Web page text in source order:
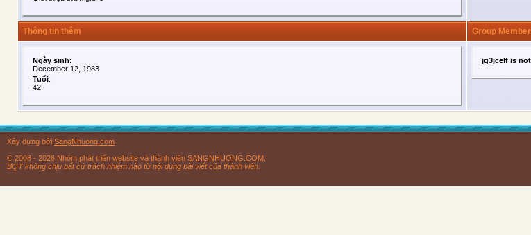
Thông tin thêm Group
Ngày sinh:
December 12, 1983
Tuổi:
42
jg3jcelf is
Xây dựng bởi SangNhuong.com
© 2008 - 2026 Nhóm phát triển website và thành viên SANGNHUONG.COM.
BQT không chịu bất cứ trách nhiệm nào từ nội dung bài viết của thành viên.